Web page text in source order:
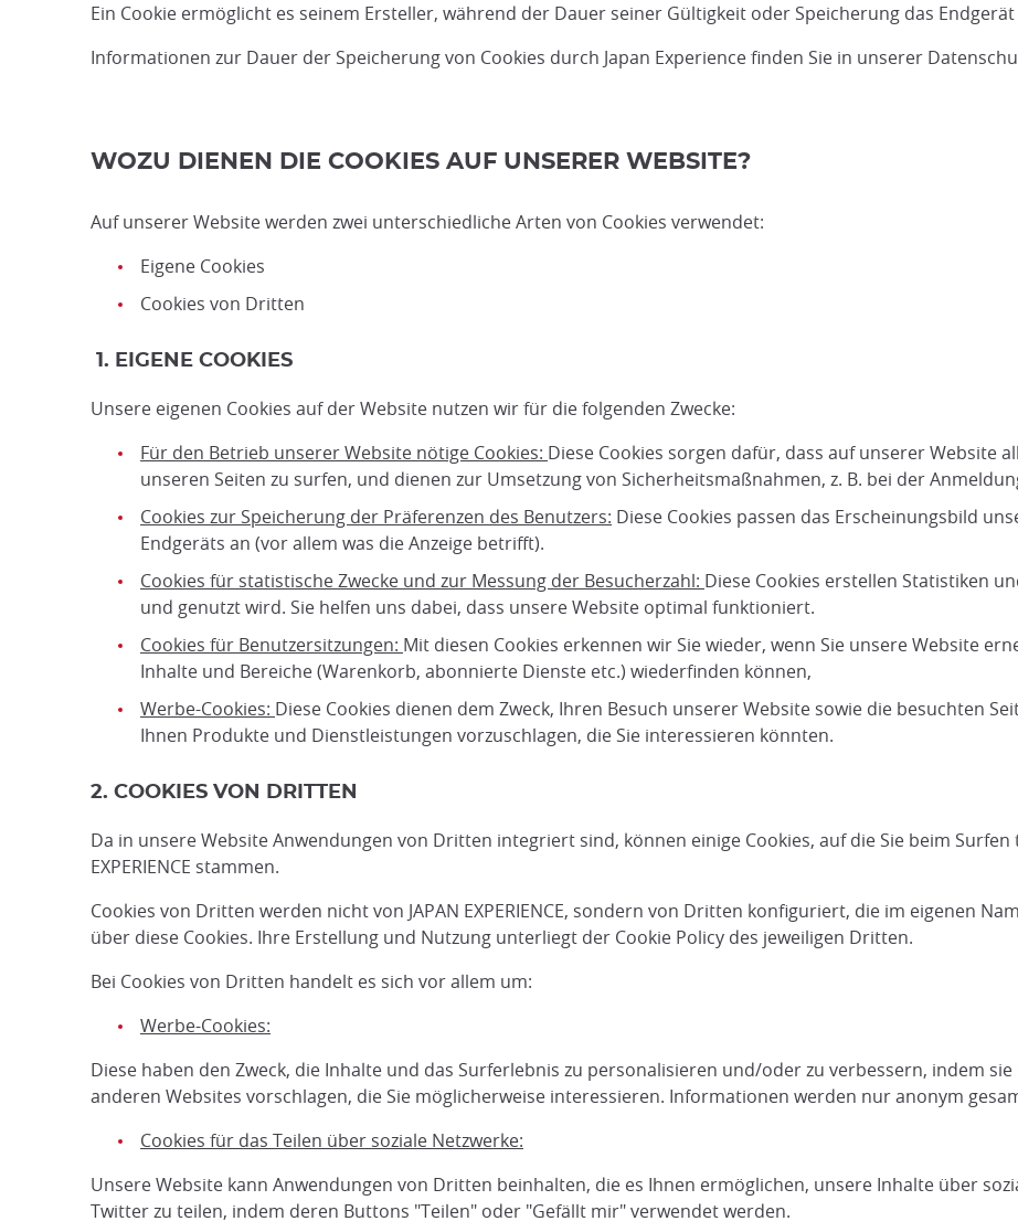
Ein Cookie ermöglicht es seinem Ersteller, während der Dauer seiner Gültigkeit oder Speicherung das
Informationen zur Dauer der Speicherung von Cookies durch Japan Experience finden Sie in unserer
WOZU DIENEN DIE COOKIES AUF UNSERER WEBSITE?
Auf unserer Website werden zwei unterschiedliche Arten von Cookies verwendet:
Eigene Cookies
Cookies von Dritten
1. EIGENE COOKIES
Unsere eigenen Cookies auf der Website nutzen wir für die folgenden Zwecke:
Für den Betrieb unserer Website nötige Cookies: Diese Cookies sorgen dafür, dass auf unserer Website
unseren Seiten zu surfen, und dienen zur Umsetzung von Sicherheitsmaßnahmen, z. B. bei der
Cookies zur Speicherung der Präferenzen des Benutzers: Diese Cookies passen das Erscheinungsbild
Endgeräts an (vor allem was die Anzeige betrifft).
Cookies für statistische Zwecke und zur Messung der Besucherzahl: Diese Cookies erstellen Statistiken
und genutzt wird. Sie helfen uns dabei, dass unsere Website optimal funktioniert.
Cookies für Benutzersitzungen: Mit diesen Cookies erkennen wir Sie wieder, wenn Sie unsere Website
Inhalte und Bereiche (Warenkorb, abonnierte Dienste etc.) wiederfinden können,
Werbe-Cookies: Diese Cookies dienen dem Zweck, Ihren Besuch unserer Website sowie die besuchten
Ihnen Produkte und Dienstleistungen vorzuschlagen, die Sie interessieren könnten.
2. COOKIES VON DRITTEN
Da in unsere Website Anwendungen von Dritten integriert sind, können einige Cookies, auf die Sie beim Surfen
EXPERIENCE stammen.
Cookies von Dritten werden nicht von JAPAN EXPERIENCE, sondern von Dritten konfiguriert, die im eigenen
über diese Cookies. Ihre Erstellung und Nutzung unterliegt der Cookie Policy des jeweiligen Dritten.
Bei Cookies von Dritten handelt es sich vor allem um:
Werbe-Cookies:
Diese haben den Zweck, die Inhalte und das Surferlebnis zu personalisieren und/oder zu verbessern, indem
anderen Websites vorschlagen, die Sie möglicherweise interessieren. Informationen werden nur anonym
Cookies für das Teilen über soziale Netzwerke:
Unsere Website kann Anwendungen von Dritten beinhalten, die es Ihnen ermöglichen, unsere Inhalte über
Twitter zu teilen, indem deren Buttons "Teilen" oder "Gefällt mir" verwendet werden.